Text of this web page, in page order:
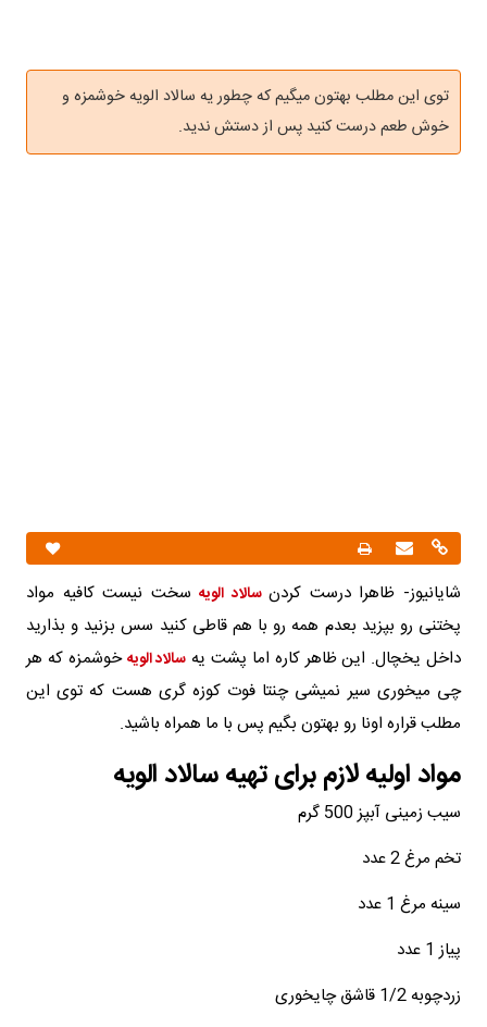
توی این مطلب بهتون میگیم که چطور یه سالاد الویه خوشمزه و
خوش طعم درست کنید پس از دستش ندید.
شایانیوز- ظاهرا درست کردنسالاد الویهسخت نیست کافیه مواد
پختنی رو بپزید بعدم همه رو با هم قاطی کنید سس بزنید و بذارید
داخل یخچال. این ظاهر کاره اما پشت یه سالاد الویهخوشمزه که هر
چی میخوری سیر نمیشی چنتا فوت کوزه گری هست که توی این
مطلب قراره اونا رو بهتون بگیم پس با ما همراه باشید.
مواد اولیه لازم برای تهیه سالاد الویه
سیب زمینی آبپز 500 گرم
تخم مرغ 2 عدد
سینه مرغ 1 عدد
پیاز 1 عدد
زردچوبه 1/2 قاشق چایخوری